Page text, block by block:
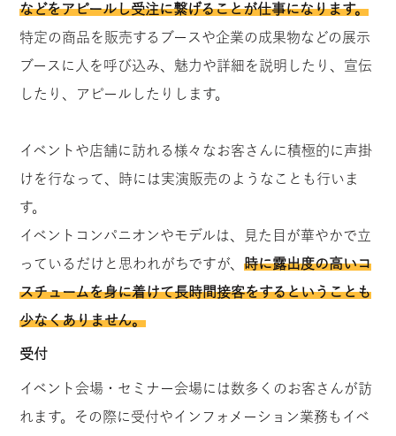
などをアピールし受注に繋げることが仕事になります。
特定の商品を販売するブースや企業の成果物などの展示
ブースに人を呼び込み、魅力や詳細を説明したり、宣伝
したり、アピールしたりします。
イベントや店舗に訪れる様々なお客さんに積極的に声掛
けを行なって、時には実演販売のようなことも行いま
す。
イベントコンパニオンやモデルは、見た目が華やかで立
っているだけと思われがちですが、時に露出度の高いコ
スチュームを身に着けて長時間接客をするということも
少なくありません。
受付
イベント会場・セミナー会場には数多くのお客さんが訪
れます。その際に受付やインフォメーション業務もイベ